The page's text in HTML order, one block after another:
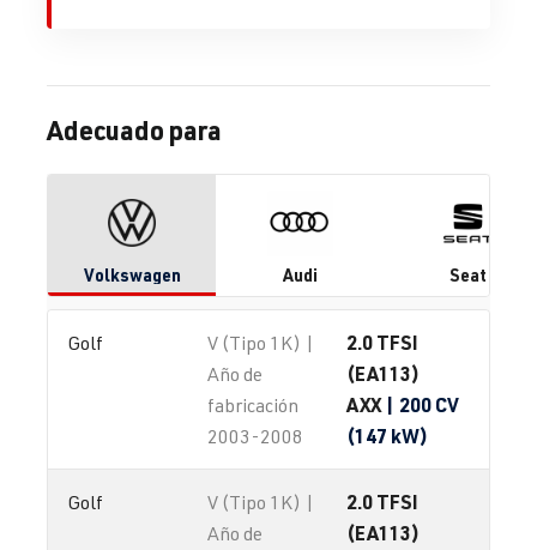
Adecuado para
Volkswagen Audi Seat
Golf
V (Tipo 1K) |
Año de
fabricación
2003-2008
2.0 TFSI
(EA113)
AXX | 200 CV
(147 kW)
Golf
V (Tipo 1K) |
Año de
2.0 TFSI
(EA113)